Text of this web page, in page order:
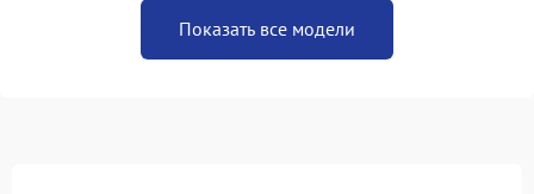
Показать все модели